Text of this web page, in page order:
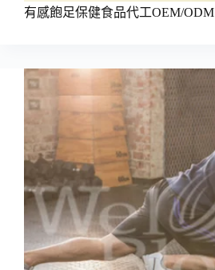
有感飽足保健食品代工OEM/ODM